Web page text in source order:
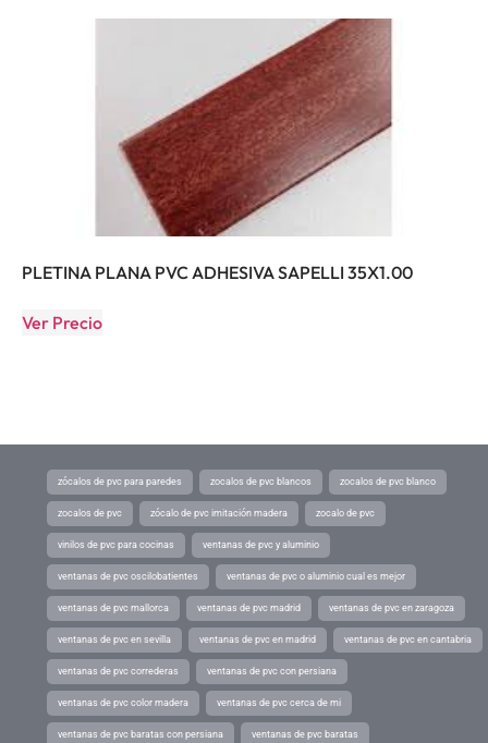
PLETINA PLANA PVC ADHESIVA SAPELLI 35X1.00
Ver Precio
zócalos de pvc para paredes zocalos de pvc blancos zocalos de pvc blanco
zocalos de pvc zócalo de pvc imitación madera zocalo de pvc
vinilos de pvc para cocinas ventanas de pvc y aluminio
ventanas de pvc oscilobatientes ventanas de pvc o aluminio cual es mejor
ventanas de pvc mallorca ventanas de pvc madrid ventanas de pvc en zaragoza
ventanas de pvc en sevilla ventanas de pvc en madrid ventanas de pvc en cantabria
ventanas de pvc correderas ventanas de pvc con persiana
ventanas de pvc color madera ventanas de pvc cerca de mi
ventanas de pvc baratas con persiana ventanas de pvc baratas